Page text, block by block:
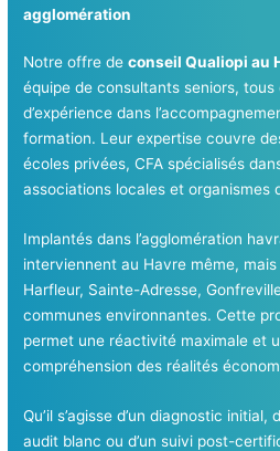
agglomération
Notre offre deconseil Qualiopi au
équipe de consultants seniors,
d’expérience dans
formation. Leur expertise couvre
écoles privées, CFA spécialisés
associations locales et organismes
Implantés dans l’agglomération
interviennent au Havre même,
Harfleur, Sainte-Adresse,
communes environnantes. Cette
permet une réactivité maximale et
compréhension des réalités
Qu’il s’agisse d’un diagnostic initial,
audit blanc ou d’un suivi post-